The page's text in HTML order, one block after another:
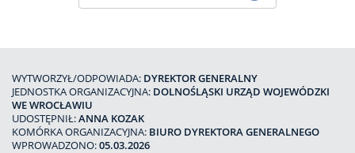
WYTWORZYŁ/ODPOWIADA: DYREKTOR GENERALNY
JEDNOSTKA ORGANIZACYJNA: DOLNOŚLĄSKI URZĄD WOJEWÓDZKI
WE WROCŁAWIU
UDOSTĘPNIŁ:ANNA KOZAK
KOMÓRKA ORGANIZACYJNA: BIURO DYREKTORA GENERALNEGO
WPROWADZONO:05.03.2026